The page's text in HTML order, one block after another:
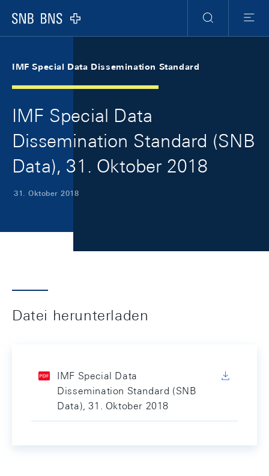
Logo
Suche
Menu
IMF Special Data Dissemination Standard
IMF Special Data
Dissemination Standard (SNB
Data), 31. Oktober 2018
31. Oktober 2018
Datei herunterladen
IMF Special Data
Dissemination Standard (SNB
Data), 31. Oktober 2018